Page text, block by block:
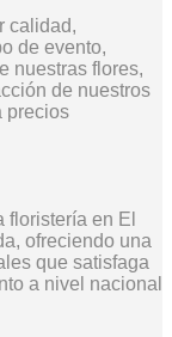
calidad,
de evento,
nuestras flores,
de nuestros
precios
floristería en El
ofreciendo una
que satisfaga
a nivel nacional